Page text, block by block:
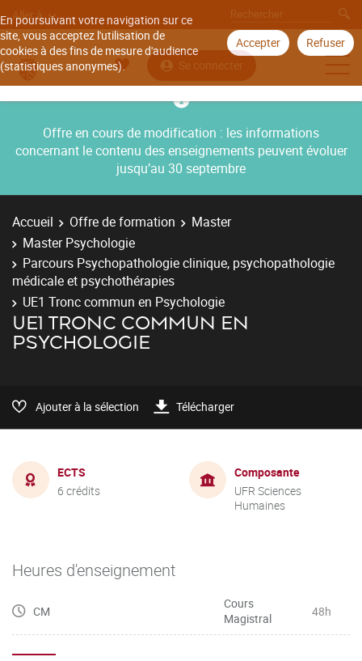
En poursuivant votre navigation sur ce
site, vous acceptez l'utilisation de
cookies à des fins de mesure d'audience
(statistiques anonymes).
Accepter Refuser
Aller à
Se connecter
Offre en cours de modification : les informations
concernant le contenu des enseignements peuvent évoluer
jusqu’au 30 septembre
Accueil Offre de formation
Master
Master Psychologie
Parcours Psychopathologie clinique, psychopathologie
médicale et psychothérapies
UE1 Tronc commun en Psychologie
UE1 TRONC COMMUN EN
PSYCHOLOGIE
Ajouter à la sélection Télécharger
ECTS
6 crédits
Composante
UFR Sciences
Humaines
Heures d'enseignement
CM
Cours
Magistral
48h